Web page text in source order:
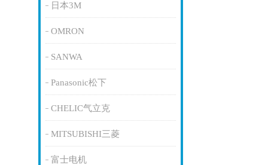
日本3M
OMRON
SANWA
Panasonic松下
CHELIC气立克
MITSUBISHI三菱
富士电机